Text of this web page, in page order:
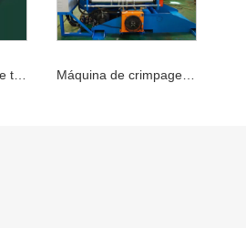
Formador de rolo de telhado de metal com costura em pé